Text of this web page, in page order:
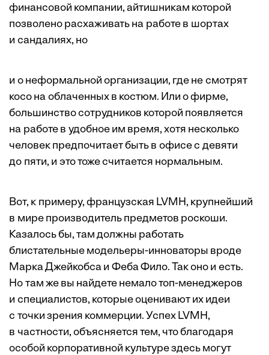
финансовой компании, айтишникам которой
позволено расхаживать на работе в шортах
и сандалиях, но
и о неформальной организации, где не смотрят
косо на облаченных в костюм. Или о фирме,
большинство сотрудников которой появляется
на работе в удобное им время, хотя несколько
человек предпочитает быть в офисе с девяти
до пяти, и это тоже считается нормальным.
Вот, к примеру, французская LVMH, крупнейший
в мире производитель предметов роскоши.
Казалось бы, там должны работать
блистательные модельеры-инноваторы вроде
Марка Джейкобса и Феба Фило. Так оно и есть.
Но там же вы найдете немало топ-менеджеров
и специалистов, которые оценивают их идеи
с точки зрения коммерции. Успех LVMH,
в частности, объясняется тем, что благодаря
особой корпоративной культуре здесь могут